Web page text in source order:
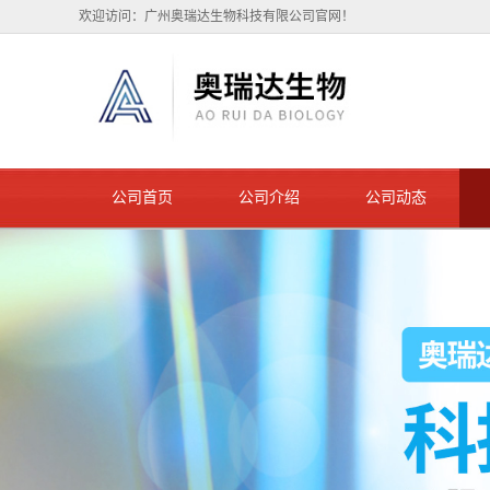
欢迎访问：广州奥瑞达生物科技有限公司官网！
公司首页 公司介绍 公司动态